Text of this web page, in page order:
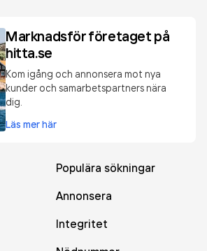
Marknadsför företaget på
hitta.se
Kom igång och annonsera mot nya
kunder och samarbetspartners nära
dig.
Läs mer här
Populära sökningar
Annonsera
Integritet